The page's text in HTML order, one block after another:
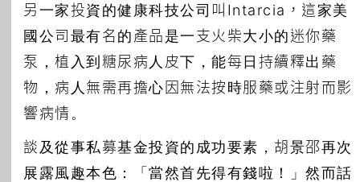
另一家投資的健康科技公司叫Intarcia，這家美
國公司最有名的產品是一支火柴大小的迷你藥
泵，植入到糖尿病人皮下，能每日持續釋出藥
物，病人無需再擔心因無法按時服藥或注射而影
響病情。
談及從事私募基金投資的成功要素，胡景邵再次
展露風趣本色：「當然首先得有錢啦！」然而話